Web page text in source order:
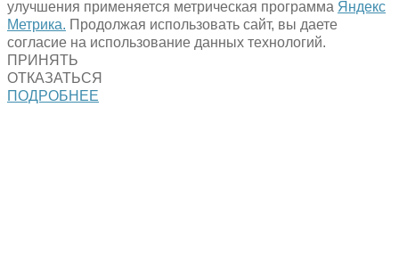
улучшения применяется метрическая программа Яндекс
Метрика. Продолжая использовать сайт, вы даете
согласие на использование данных технологий.
ПРИНЯТЬ
ОТКАЗАТЬСЯ
ПОДРОБНЕЕ